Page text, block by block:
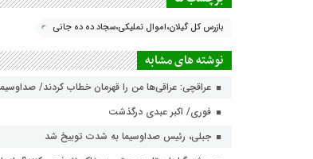
بازرس کل گیلان،اموال تملیکی،سجاد ده ده جانی
نوشته های مشابه
عراقچی: عراقی‌ها من را قهرمان خطاب کردند/
فوری/ اکبر عبدی درگذشت
جبلی، رئیس صداوسیما به شدت توبیخ شد